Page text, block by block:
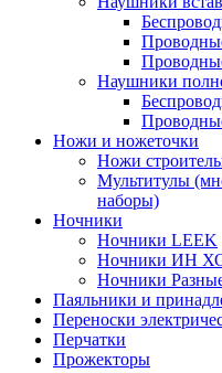
Наушники
Ножи и ножеточки
Ножи
Мультитулы
наборы)
Ночники
Ночники LEEK
Ночники ИН
Ночники
Паяльники и
Переноски
Перчатки
Прожекторы